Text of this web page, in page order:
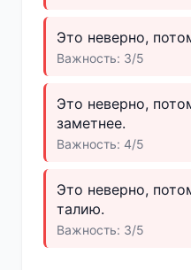
Это неверно,
Важность: 3/5
Это неверно,
заметнее.
Важность: 4/5
Это неверно,
талию.
Важность: 3/5